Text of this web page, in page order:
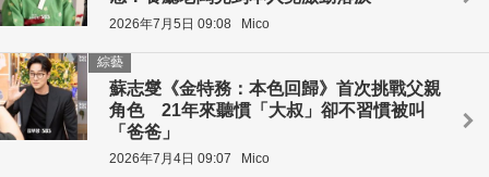
2026年7月5日 09:08 Mico
蘇志燮《金特務：本色回歸》首次挑戰父親
角色 21年來聽慣「大叔」卻不習慣被叫
「爸爸」
綜藝
2026年7月4日 09:07 Mico